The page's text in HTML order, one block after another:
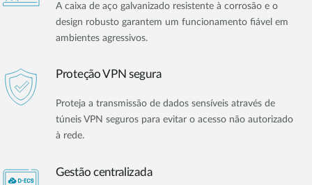
A caixa de aço galvanizado resistente à corrosão e o
design robusto garantem um funcionamento fiável em
ambientes agressivos.
Proteção VPN segura
Proteja a transmissão de dados sensíveis através de
túneis VPN seguros para evitar o acesso não autorizado
à rede.
Gestão centralizada